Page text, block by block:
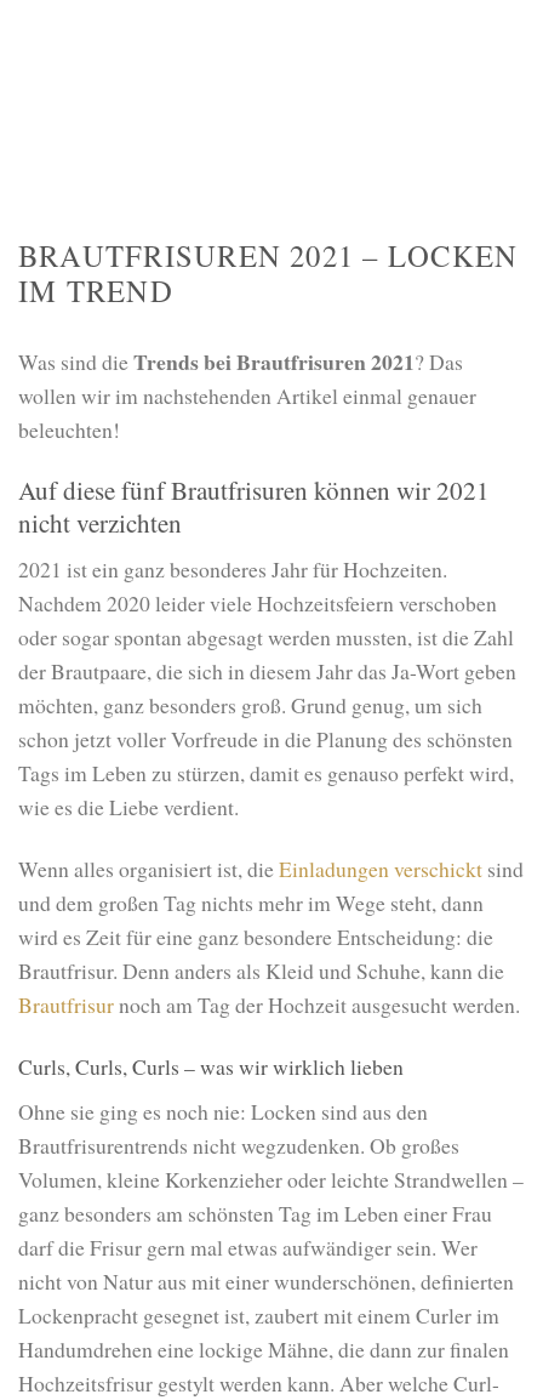
BRAUTFRISUREN 2021 – LOCKEN
IM TREND
Was sind dieTrends bei Brautfrisuren 2021? Das
wollen wir im nachstehenden Artikel einmal genauer
beleuchten!
Auf diese fünf Brautfrisuren können wir 2021
nicht verzichten
2021 ist ein ganz besonderes Jahr für Hochzeiten.
Nachdem 2020 leider viele Hochzeitsfeiern verschoben
oder sogar spontan abgesagt werden mussten, ist die Zahl
der Brautpaare, die sich in diesem Jahr das Ja-Wort geben
möchten, ganz besonders groß. Grund genug, um sich
schon jetzt voller Vorfreude in die Planung des schönsten
Tags im Leben zu stürzen, damit es genauso perfekt wird,
wie es die Liebe verdient.
Wenn alles organisiert ist, dieEinladungen verschickt sind
und dem großen Tag nichts mehr im Wege steht, dann
wird es Zeit für eine ganz besondere Entscheidung: die
Brautfrisur. Denn anders als Kleid und Schuhe, kann die
Brautfrisurnoch am Tag der Hochzeit ausgesucht werden.
Curls, Curls, Curls – was wir wirklich lieben
Ohne sie ging es noch nie: Locken sind aus den
Brautfrisurentrends nicht wegzudenken. Ob großes
Volumen, kleine Korkenzieher oder leichte Strandwellen –
ganz besonders am schönsten Tag im Leben einer Frau
darf die Frisur gern mal etwas aufwändiger sein. Wer
nicht von Natur aus mit einer wunderschönen, definierten
Lockenpracht gesegnet ist, zaubert mit einem Curler im
Handumdrehen eine lockige Mähne, die dann zur finalen
Hochzeitsfrisur gestylt werden kann. Aber welche Curl-